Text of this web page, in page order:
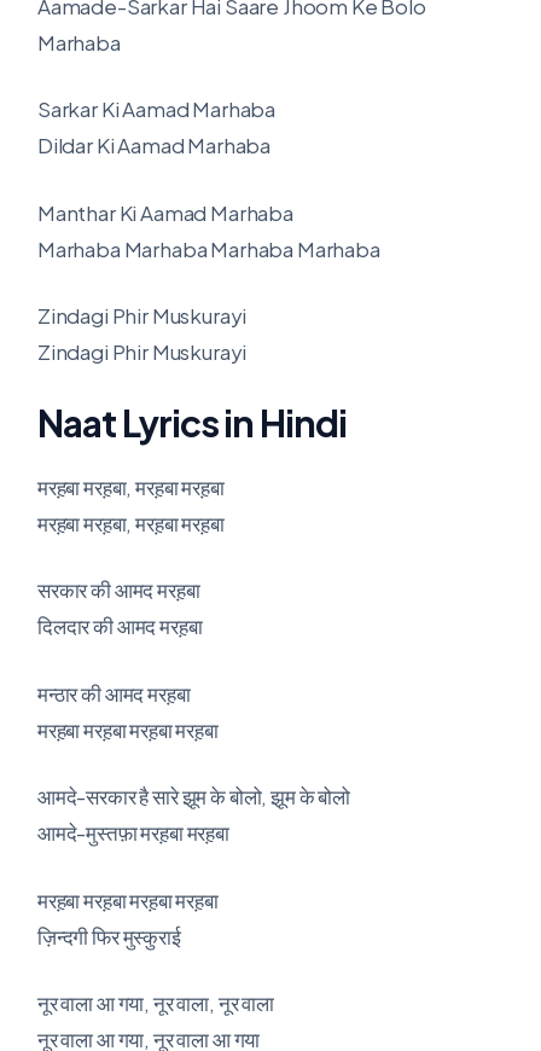
Aamade-Sarkar Hai Saare Jhoom Ke Bolo
Marhaba
Sarkar Ki Aamad Marhaba
Dildar Ki Aamad Marhaba
Manthar Ki Aamad Marhaba
Marhaba Marhaba Marhaba Marhaba
Zindagi Phir Muskurayi
Zindagi Phir Muskurayi
Naat Lyrics in Hindi
मरह़बा मरह़बा, मरह़बा मरह़बा
मरह़बा मरह़बा, मरह़बा मरह़बा
सरकार की आमद मरह़बा
दिलदार की आमद मरह़बा
मन्ठार की आमद मरह़बा
मरह़बा मरह़बा मरह़बा मरह़बा
आमदे-सरकार है सारे झूम के बोलो, झूम के बोलो
आमदे-मुस्तफ़ा मरह़बा मरह़बा
मरह़बा मरह़बा मरह़बा मरह़बा
ज़िन्दगी फिर मुस्कुराई
नूर वाला आ गया, नूर वाला, नूर वाला
नूर वाला आ गया, नूर वाला आ गया